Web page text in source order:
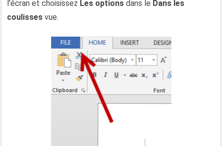
l'écran et choisissez Les options dans le Dans les
coulisses vue.